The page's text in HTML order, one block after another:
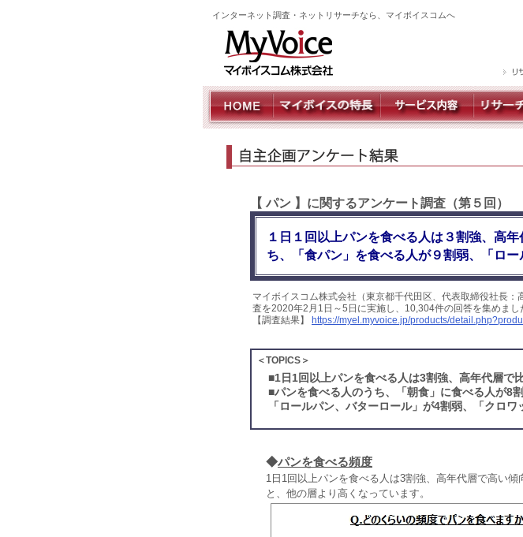
インターネット調査・ネットリサーチなら、マイボイスコムへ
【 パン 】に関するアンケート調査（第５回）
１日１回以上パンを食べる人は３割強、高
ち、「食パン」を食べる人が９割弱、「ロ
マイボイスコム株式会社（東京都千代田区、代表取締役社長
査を2020年2月1日～5日に実施し、10,304件の回答を集めまし
【調査結果】
https://myel.myvoice.jp/products/
＜TOPICS＞
■1日1回以上パンを食べる人は3割強、高年代層で
■パンを食べる人のうち、「朝食」に食べる人が8
「ロールパン、バターロール」が4割弱、「クロ
◆パンを食べる頻度
1日1回以上パンを食べる人は3割強、高年代層で高い
と、他の層より高くなっています。